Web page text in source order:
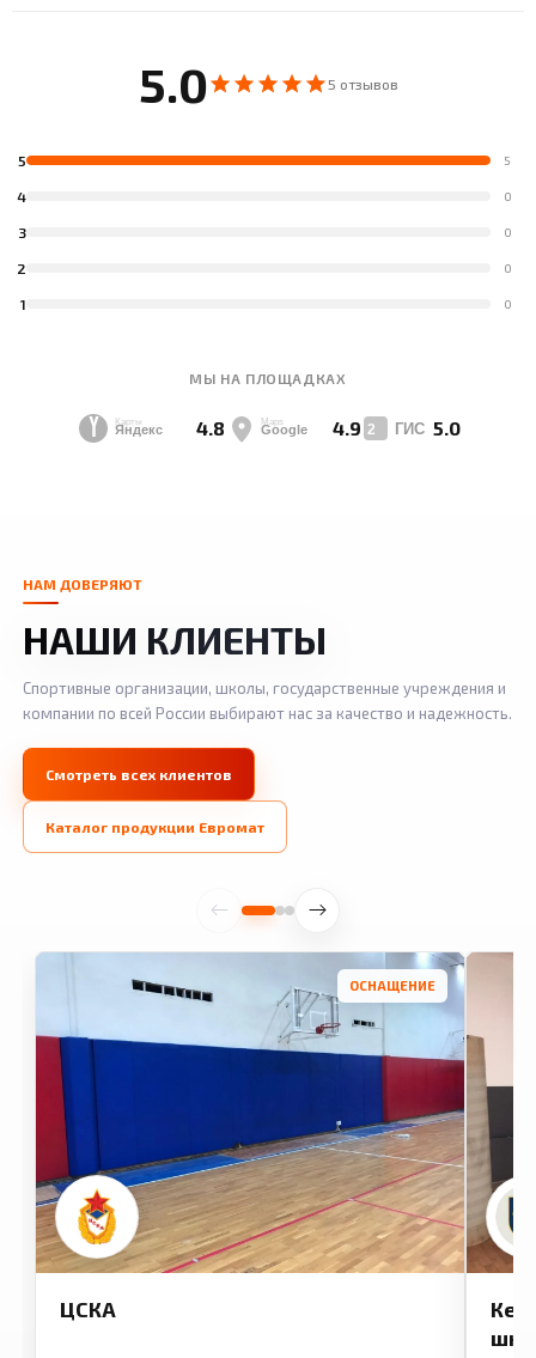
5.0 5 отзывов
5 5
4 0
3 0
2 0
1 0
МЫ НА ПЛОЩАДКАХ
4.8 4.9 5.0
НАМ ДОВЕРЯЮТ
НАШИ КЛИЕНТЫ
Спортивные организации, школы, государственные учреждения и
компании по всей России выбирают нас за качество и надежность.
Смотреть всех клиентов
Каталог продукции Евромат
ОСНАЩЕНИЕ
ЦСКА